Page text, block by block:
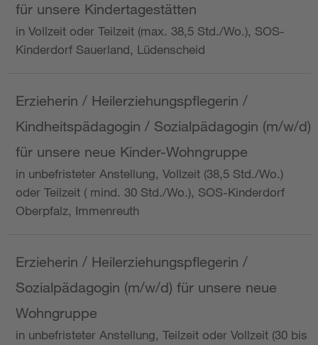
für unsere Kindertagestätten
in Vollzeit oder Teilzeit (max. 38,5 Std./Wo.), SOS-
Kinderdorf Sauerland, Lüdenscheid
Erzieherin / Heilerziehungspflegerin /
Kindheitspädagogin / Sozialpädagogin (m/w/d)
für unsere neue Kinder-Wohngruppe
in unbefristeter Anstellung, Vollzeit (38,5 Std./Wo.)
oder Teilzeit ( mind. 30 Std./Wo.), SOS-Kinderdorf
Oberpfalz, Immenreuth
Erzieherin / Heilerziehungspflegerin /
Sozialpädagogin (m/w/d) für unsere neue
Wohngruppe
in unbefristeter Anstellung, Teilzeit oder Vollzeit (30 bis